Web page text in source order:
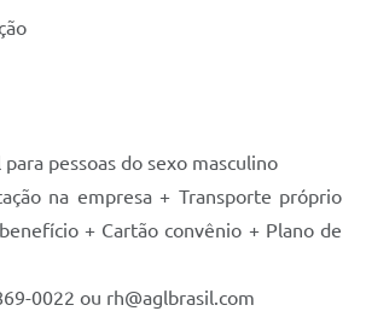
pessoas do sexo masculino
na empresa + Transporte próprio
+ Cartão convênio + Plano de
0022 ou rh@aglbrasil.com